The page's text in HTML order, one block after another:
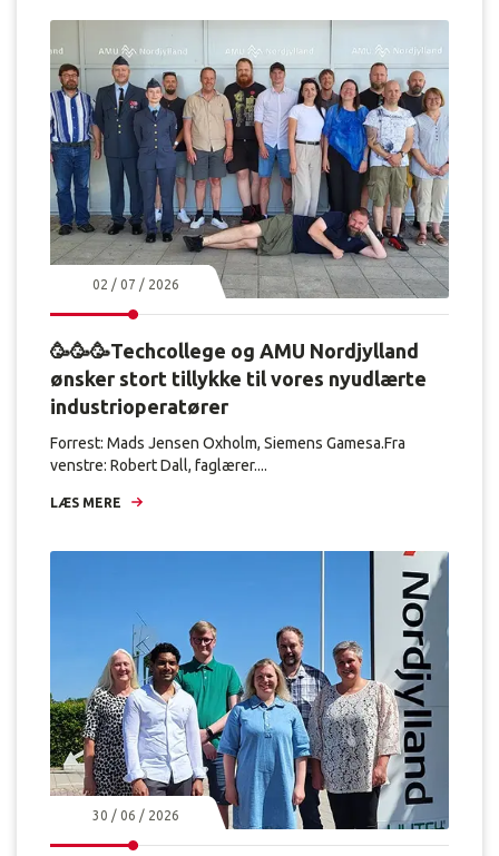
02 / 07 / 2026
🥳🥳🥳Techcollege og AMU Nordjylland
ønsker stort tillykke til vores nyudlærte
industrioperatører
Forrest: Mads Jensen Oxholm, Siemens Gamesa.Fra
venstre: Robert Dall, faglærer....
LÆS MERE
30 / 06 / 2026